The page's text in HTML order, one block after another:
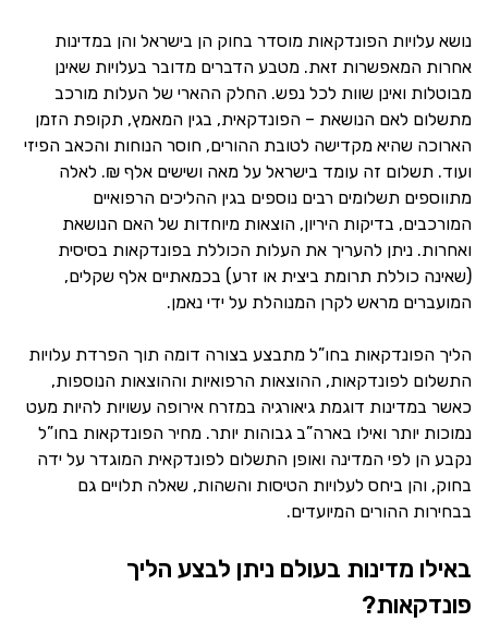
נושא עלויות הפונדקאות מוסדר בחוק הן בישראל והן במדינות
אחרות המאפשרות זאת. מטבע הדברים מדובר בעלויות שאינן
מבוטלות ואינן שוות לכל נפש. החלק ההארי של העלות מורכב
מתשלום לאם הנושאת – הפונדקאית, בגין המאמץ, תקופת הזמן
הארוכה שהיא מקדישה לטובת ההורים, חוסר הנוחות והכאב הפיזי
ועוד. תשלום זה עומד בישראל על מאה ושישים אלף ₪. לאלה
מתווספים תשלומים רבים נוספים בגין ההליכים הרפואיים
המורכבים, בדיקות היריון, הוצאות מיוחדות של האם הנושאת
ואחרות. ניתן להעריך את העלות הכוללת בפונדקאות בסיסית
(שאינה כוללת תרומת ביצית או זרע) בכמאתיים אלף שקלים,
המועברים מראש לקרן המנוהלת על ידי נאמן.
הליך הפונדקאות בחו”ל מתבצע בצורה דומה תוך הפרדת עלויות
התשלום לפונדקאות, ההוצאות הרפואיות וההוצאות הנוספות,
כאשר במדינות דוגמת גיאורגיה במזרח אירופה עשויות להיות מעט
נמוכות יותר ואילו בארה”ב גבוהות יותר. מחיר הפונדקאות בחו”ל
נקבע הן לפי המדינה ואופן התשלום לפונדקאית המוגדר על ידה
בחוק, והן ביחס לעלויות הטיסות והשהות, שאלה תלויים גם
בבחירות ההורים המיועדים.
באילו מדינות בעולם ניתן לבצע הליך
פונדקאות?